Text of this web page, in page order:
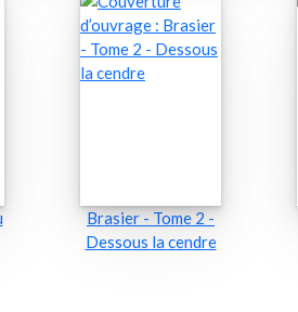
Brasier - Tome 2 -
Dessous la cendre